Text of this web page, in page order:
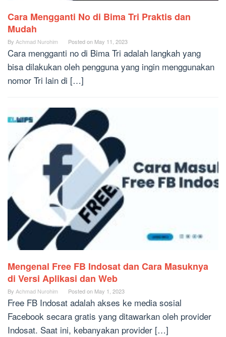
Cara Mengganti No di Bima Tri Praktis dan
Mudah
By Achmad Nurohim Posted on May 11, 2023
Cara mengganti no di Bima Tri adalah langkah yang
bisa dilakukan oleh pengguna yang ingin menggunakan
nomor Tri lain di […]
Mengenal Free FB Indosat dan Cara Masuknya
di Versi Aplikasi dan Web
By Achmad Nurohim Posted on May 1, 2023
Free FB Indosat adalah akses ke media sosial
Facebook secara gratis yang ditawarkan oleh provider
Indosat. Saat ini, kebanyakan provider […]